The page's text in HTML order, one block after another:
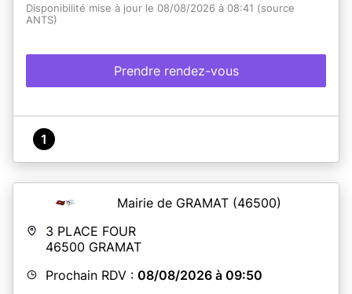
Disponibilité mise à jour le 08/08/2026 à 08:41 (source
ANTS)
Prendre rendez-vous
1
Mairie de GRAMAT (46500)
3 PLACE FOUR
46500 GRAMAT
Prochain RDV : 08/08/2026 à 09:50